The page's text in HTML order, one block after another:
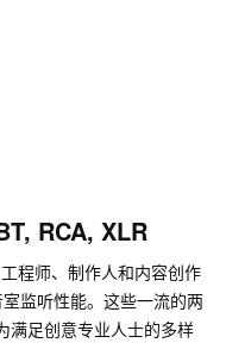
RCA, XLR
程师、制作人和内容创作
监听性能。这些一流的两
满足创意专业人士的多样